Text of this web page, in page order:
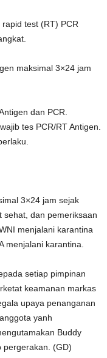
test (RT) PCR
maksimal 3×24 jam
dan PCR.
tes PCR/RT Antigen.
3×24 jam sejak
sehat, dan pemeriksaan
menjalani karantina
menjalani karantina.
setiap pimpinan
keamanan markas
upaya penanganan
yanh
Buddy
pergerakan. (GD)